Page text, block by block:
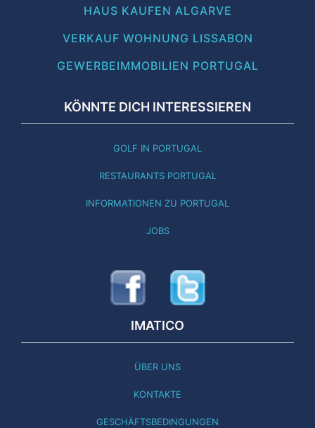
HAUS KAUFEN ALGARVE
VERKAUF WOHNUNG LISSABON
GEWERBEIMMOBILIEN PORTUGAL
KÖNNTE DICH INTERESSIEREN
GOLF IN PORTUGAL
RESTAURANTS PORTUGAL
INFORMATIONEN ZU PORTUGAL
JOBS
IMATICO
ÜBER UNS
KONTAKTE
GESCHÄFTSBEDINGUNGEN